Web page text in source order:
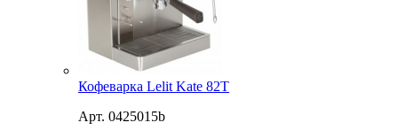
Кофеварка Lelit Kate 82T
Арт. 0425015b